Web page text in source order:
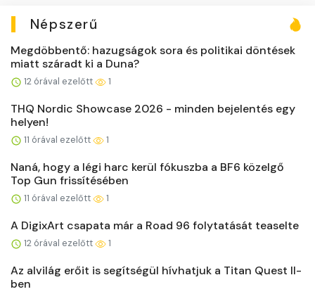
Népszerű
Megdöbbentő: hazugságok sora és politikai döntések
miatt száradt ki a Duna?
12 órával ezelőtt 1
THQ Nordic Showcase 2026 - minden bejelentés egy
helyen!
11 órával ezelőtt 1
Naná, hogy a légi harc kerül fókuszba a BF6 közelgő
Top Gun frissítésében
11 órával ezelőtt 1
A DigixArt csapata már a Road 96 folytatását teaselte
12 órával ezelőtt 1
Az alvilág erőit is segítségül hívhatjuk a Titan Quest II-
ben